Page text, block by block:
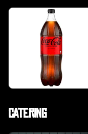
Catering